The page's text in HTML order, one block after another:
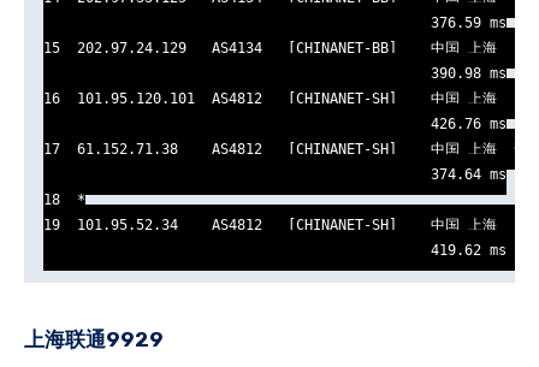
                                              376.59 ms
15  202.97.24.129   AS4134   [CHINANET-BB]    中国 上海
                                              390.98 ms
16  101.95.120.101  AS4812   [CHINANET-SH]    中国 上海
                                              426.76 ms
17  61.152.71.38    AS4812   [CHINANET-SH]    中国 上海  普
                                              374.64 ms
18  *
19  101.95.52.34    AS4812   [CHINANET-SH]    中国 上海
                                              419.62 ms
上海联通9929